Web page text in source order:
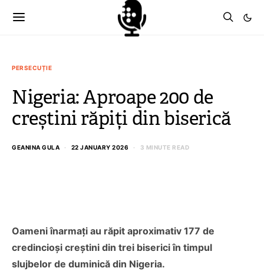
PERSECUȚIE
Nigeria: Aproape 200 de
creștini răpiți din biserică
GEANINA GULA 22 JANUARY 2026 3 MINUTE READ
Oameni înarmați au răpit aproximativ 177 de
credincioși creștini din trei biserici în timpul
slujbelor de duminică din Nigeria.